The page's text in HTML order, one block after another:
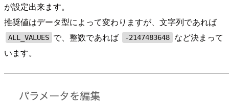
が設定出来ます。
推奨値はデータ型によって変わりますが、文字列であれば
ALL_VALUES で、整数であれば -2147483648
など決まって
います。